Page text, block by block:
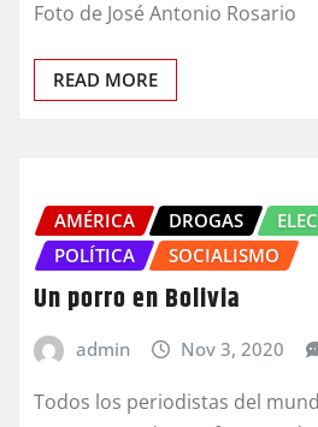
Foto de José Antonio Rosario
READ MORE
AMÉRICA DROGAS
POLÍTICA
SOCIALISMO
Un porro en Bolivia
admin Nov 3, 2020
Todos los periodistas del